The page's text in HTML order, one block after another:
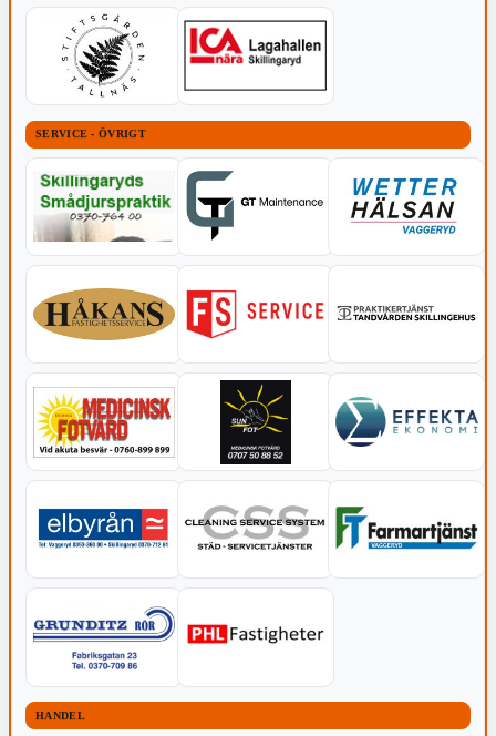
SERVICE - ÖVRIGT
HANDEL